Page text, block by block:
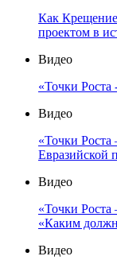
Как
проектом в
Видео
«Точки
Видео
«Точки
Евразийской
Видео
«Точки Роста
«Каким
Видео